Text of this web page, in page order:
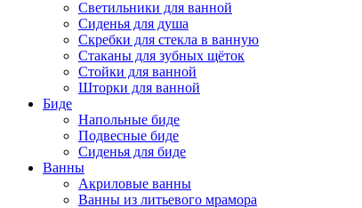
Светильники для ванной
Сиденья для душа
Скребки для стекла в ванную
Стаканы для зубных щёток
Стойки для ванной
Шторки для ванной
Биде
Напольные биде
Подвесные биде
Сиденья для биде
Ванны
Акриловые ванны
Ванны из литьевого мрамора